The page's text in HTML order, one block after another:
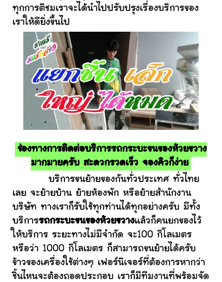
ทุกการติชมเราจะได้นำไปปรับปรุงเรื่องบริการของ
เราให้ดียิ่งขึ้นไป
ช่องทางการติดต่อบริการรถกระบะขนของห้วยขวาง
มากมายครับ สะดวกรวดเร็ว จองคิวก็ง่าย
บริการขนย้ายของกันทั่วประเทศ ทั่วไทย
เลย จะย้ายบ้าน ย้ายห้องพัก หรือย้ายสำนักงาน
บริษัท ทางเราก็รับใช้ทุกท่านได้ทุกอย่างครับ มีทั้ง
บริการรถกระบะขนของห้วยขวางแล้วก็คนยกของไว้
ให้บริการ ระยะทางไม่มีจำกัด จะ100 กิโลเมตร
หรือว่า 1000 กิโลเมตร ก็สามารถขนย้ายได้ครับ
ข้าวของเครื่องใช้ต่างๆ เฟอร์นิเจอร์ที่ต้องการหากว่า
ชิ้นไหนจะต้องถอดประกอบ เราก็มีทีมงานที่พร้อมจัด